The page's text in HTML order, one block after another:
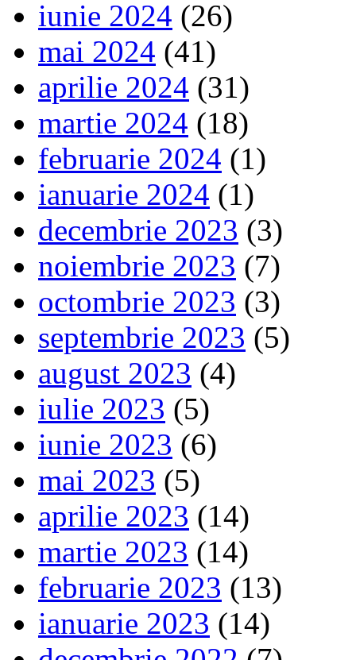
iunie 2024 (26)
mai 2024 (41)
aprilie 2024 (31)
martie 2024 (18)
februarie 2024 (1)
ianuarie 2024 (1)
decembrie 2023 (3)
noiembrie 2023 (7)
octombrie 2023 (3)
septembrie 2023 (5)
august 2023 (4)
iulie 2023 (5)
iunie 2023 (6)
mai 2023 (5)
aprilie 2023 (14)
martie 2023 (14)
februarie 2023 (13)
ianuarie 2023 (14)